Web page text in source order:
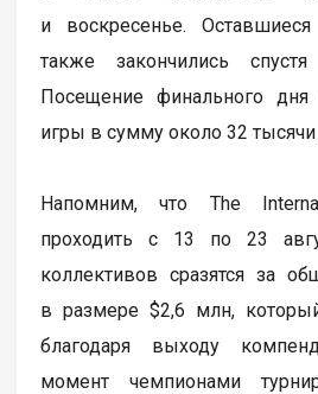
и воскресенье.
также закончились
Посещение финального
игры в сумму около 32 тысячи
Напомним, что The
проходить с 13 по 23
коллективов сразятся за
в размере $2,6 млн,
благодаря выходу
момент чемпионами